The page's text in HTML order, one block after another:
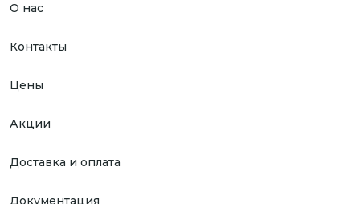
О нас
Контакты
Цены
Акции
Доставка и оплата
Документация